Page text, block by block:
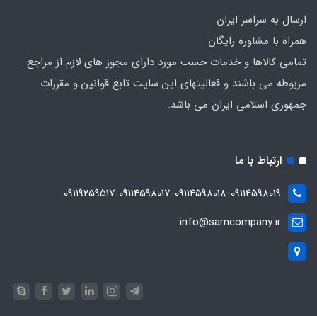
ارسال به سراسر ایران
همراه با مشاوره رایگان
تمامی کالاها و خدمات حسب مورد دارای مجوز های لازم از مراجع
مربوطه می باشند و فعالیتهای این سایت تابع قوانین و مقررات
جمهوری اسلامی ایران می باشد.
ارتباط با ما
۰۹۱۱۹۲۵۹۵۱۷-09114598017-09114598018-09114598019
info@samcompany.ir